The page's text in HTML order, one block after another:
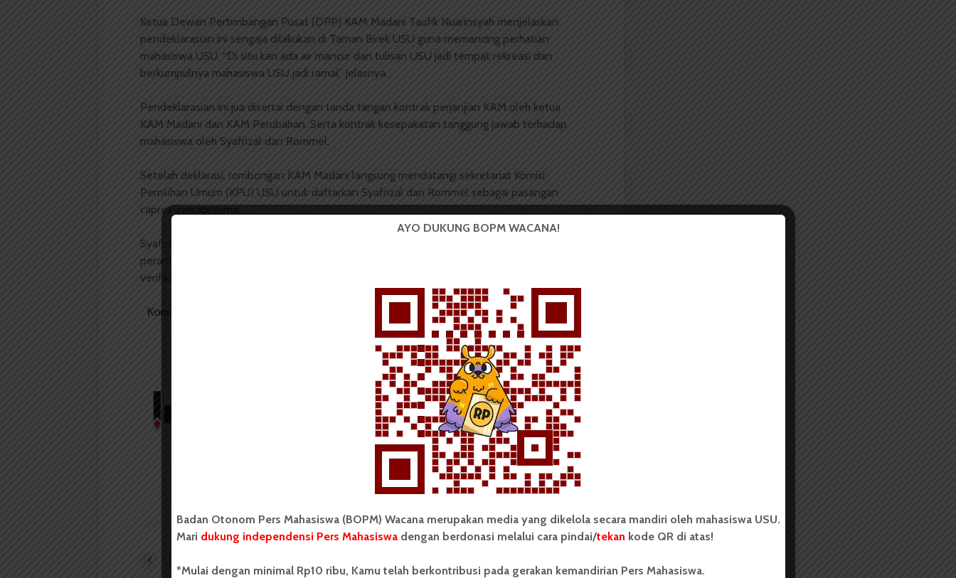
Ketua Dewan Pertimbangan Pusat (DPP) KAM Madani Taufik Nuarinsyah menjelaskan
pendeklarasian ini sengaja dilakukan di Taman Birek USU guna memancing perhatian
mahasiswa USU. “Di situ kan ada air mancur dan tulisan USU jadi tempat rekreasi dan
berkumpulnya mahasiswa USU jadi ramai,” jelasnya.
Pendeklarasian ini jua disertai dengan tanda tangan kontrak perjanjian KAM oleh ketua
KAM Madani dan KAM Perubahan. Serta kontrak kesepakatan tanggung jawab terhadap
mahasiswa oleh Syafrizal dan Rommel.
Setelah deklarasi, rombongan KAM Madani langsung mendatangi sekretariat Komisi
Pemilihan Umum (KPU) USU untuk daftarkan Syafrizal dan Rommel sebagai pasangan
capres-cawapresma.
Syafrizal, setelah selesai mendaftar mengatakan kedepan pihaknya agendakan
perampungan tim guna matangkan persiapan. “Tinggal tunggu konfirmasi KPU USU terus
verifikasi data dan tetap berkomunikasi,” ungkapnya.
Komentar Facebook Anda
Badan Otonom Pers Mahasiswa (BOPM) Wacana merupakan pers
mahasiswa yang berdiri di luar kampus dan dikelola secara mandiri oleh
mahasiswa Universitas Sumatera Utara (USU).
Sosialisasi Pemira
AYO DUKUNG BOPM WACANA!
Badan Otonom Pers Mahasiswa (BOPM) Wacana merupakan media yang dikelola secara mandiri oleh mahasiswa USU.
Mari dukung independensi Pers Mahasiswadengan berdonasi melalui cara pindai/tekan kode QR di atas!
*Mulai dengan minimal Rp10 ribu, Kamu telah berkontribusi pada gerakan kemandirian Pers Mahasiswa.